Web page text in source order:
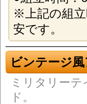
※上記の組
安です。
ビンテージ
ミリタリー
ド。